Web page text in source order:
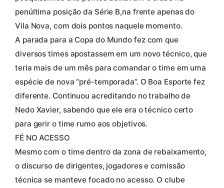
penúltima posição da Série B,na frente apenas do
Vila Nova, com dois pontos naquele momento.
A parada para a Copa do Mundo fez com que
diversos times apostassem em um novo técnico, que
teria mais de um mês para comandar o time em uma
espécie de nova “pré-temporada”. O Boa Esporte fez
diferente. Continuou acreditando no trabalho de
Nedo Xavier, sabendo que ele era o técnico certo
para gerir o time rumo aos objetivos.
FÉ NO ACESSO
Mesmo com o time dentro da zona de rebaixamento,
o discurso de dirigentes, jogadores e comissão
técnica se manteve focado no acesso. O clube